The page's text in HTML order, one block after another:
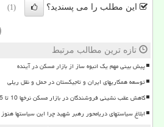
این مطلب را می پسندید؟ (1)
تازه ترین مطالب مرتبط
پیش بینی مهم یک انبوه ساز از بازار مسکن در آینده
توسعه همکاریهای ایران و تاجیکستان در حمل و نقل ریلی
کاهش عقب نشینی فروشندگان در بازار مسکن نرخها 10 تا 15درصد
ابلاغ سیاستهای دریامحور رهبر شهید چرا این سیاستها